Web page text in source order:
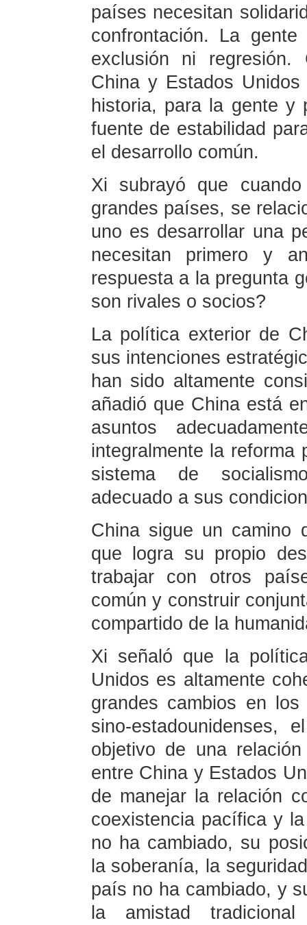
países necesitan
confrontación. La
exclusión ni regresión.
China y Estados
historia, para la gente y
fuente de estabilidad
el desarrollo común.
Xi subrayó que
grandes países, se
uno es desarrollar una
necesitan primero y
respuesta a la pregunta
son rivales o socios?
La política exterior de
sus intenciones
han sido altamente
añadió que China está
asuntos
integralmente la reforma
sistema de
adecuado a sus
China sigue un camino
que logra su propio
trabajar con otros
común y construir
compartido de la
Xi señaló que la
Unidos es altamente
grandes cambios en
sino-estadounidenses,
objetivo de una
entre China y Estados
de manejar la relación
coexistencia pacífica y
no ha cambiado, su
la soberanía, la
país no ha cambiado, y
la amistad